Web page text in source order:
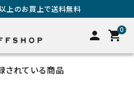
上のお買上で送料無料
person 0
shopping_cart
search
されている商品